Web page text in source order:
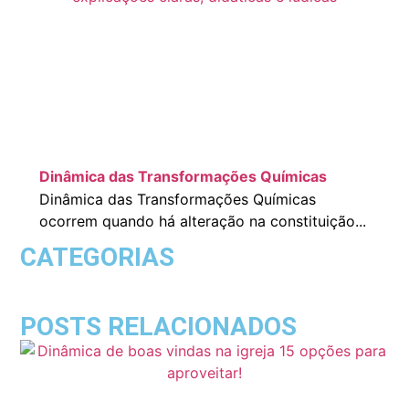
Dinâmica das Transformações Químicas
Dinâmica das Transformações Químicas
ocorrem quando há alteração na constituição...
CATEGORIAS
POSTS RELACIONADOS